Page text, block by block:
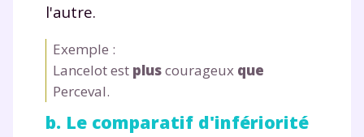
l'autre.
Exemple :
Lancelot est pluscourageux que
Perceval.
b. Le comparatif d'infériorité